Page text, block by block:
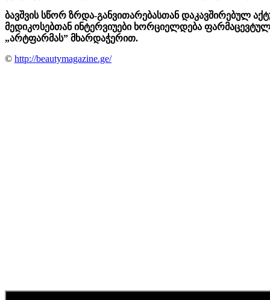
ბავშვის სწორ ზრდა-განვითარებასთან დაკავშირებულ
მედიკოსებთან ინტერვიუები ხორციელდება
„არტფარმას” მხარდაჭერით.
© http://beautymagazine.ge/